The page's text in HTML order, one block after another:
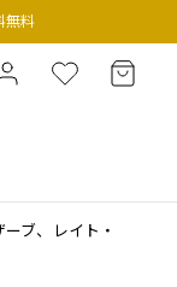
無料
ブ、レイト・